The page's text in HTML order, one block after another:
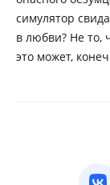
симулятор
в любви? Не то,
это может,